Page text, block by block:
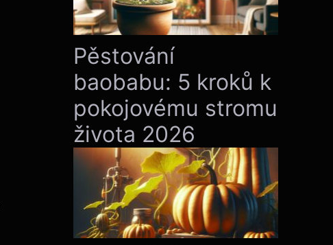
Pěstování
baobabu: 5 kroků k
pokojovému stromu
života 2026